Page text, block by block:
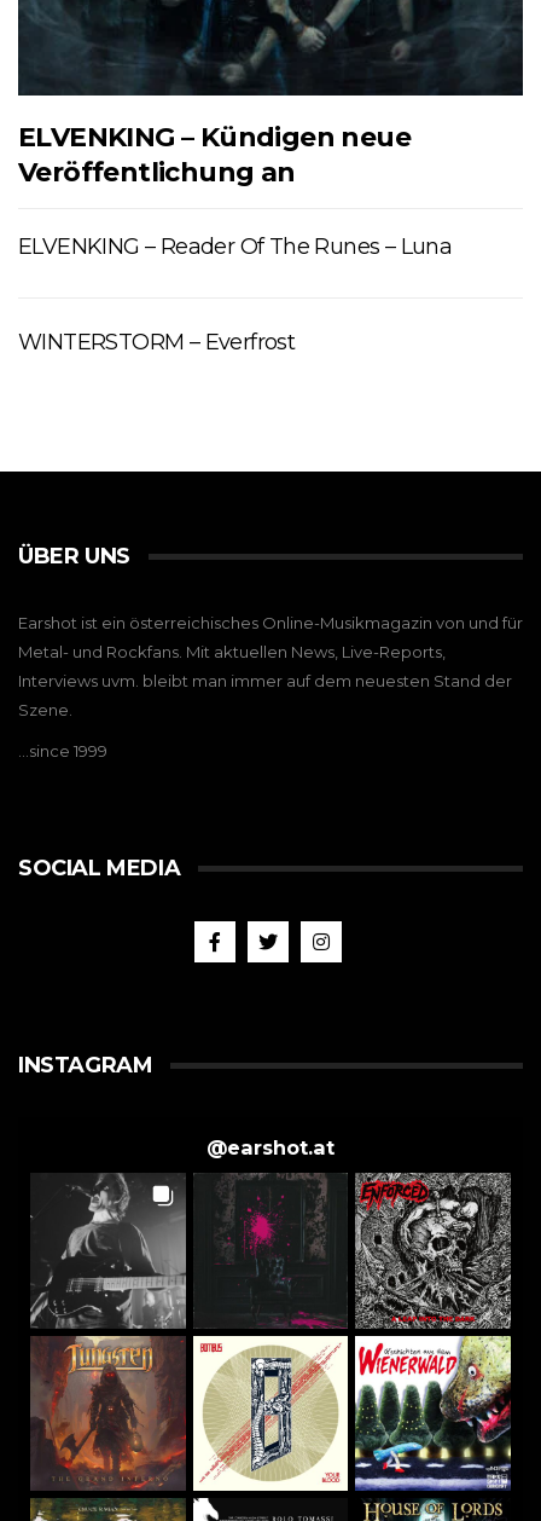
ELVENKING – Kündigen neue
Veröffentlichung an
ELVENKING – Reader Of The Runes – Luna
WINTERSTORM – Everfrost
ÜBER UNS
Earshot ist ein österreichisches Online-Musikmagazin von und für
Metal- und Rockfans. Mit aktuellen News, Live-Reports,
Interviews uvm. bleibt man immer auf dem neuesten Stand der
Szene.
…since 1999
SOCIAL MEDIA
INSTAGRAM
@earshot.at